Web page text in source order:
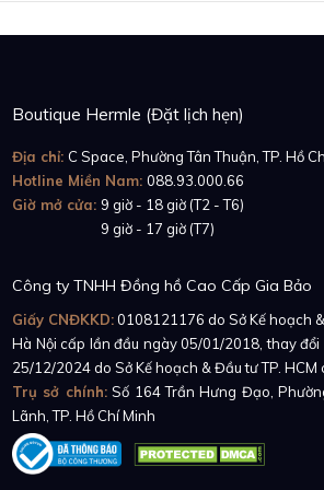
Boutique Hermle (Đặt lịch hẹn)
Địa chỉ: C Space, Phường Tân Thuận, TP. Hồ
Hotline Miền Nam: 088.93.000.66
Giờ mở cửa: 9 giờ - 18 giờ (T2 - T6)
9 giờ - 17 giờ (T7)
Công ty TNHH Đồng hồ Cao Cấp Gia Bảo
Giấy CNĐKKD:0108121176 do Sở Kế hoạch
Hà Nội cấp lần đầu ngày 05/01/2018, thay
25/12/2024 do Sở Kế hoạch & Đầu tư TP. HCM
Trụ sở chính:Số 164 Trần Hưng Đạo,
Lãnh, TP. Hồ Chí Minh